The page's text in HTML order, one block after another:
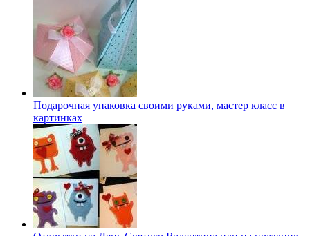
Подарочная упаковка своими руками, мастер класс в
картинках